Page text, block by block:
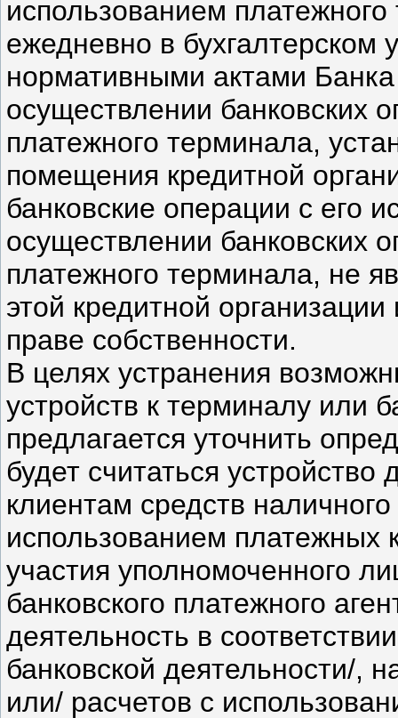
использованием
ежедневно в бухгалтерском
нормативными актами
осуществлении банковских
платежного терминала,
помещения кредитной
банковские операции с его
осуществлении банковских
платежного терминала, не
этой кредитной
праве собственности.
В целях устранения
устройств к терминалу или
предлагается уточнить
будет считаться
клиентам средств
использованием платежных
участия уполномоченного
банковского платежного
деятельность в
банковской деятельности/,
или/ расчетов с